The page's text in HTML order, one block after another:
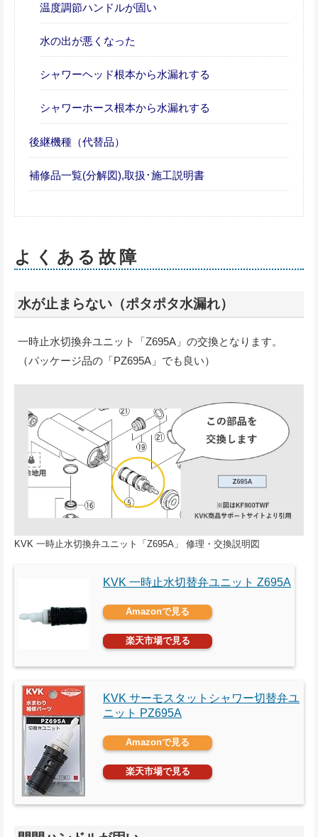
温度調節ハンドルが固い
水の出が悪くなった
シャワーヘッド根本から水漏れする
シャワーホース根本から水漏れする
後継機種（代替品）
補修品一覧(分解図),取扱･施工説明書
よくある故障
水が止まらない（ポタポタ水漏れ）
一時止水切換弁ユニット「Z695A」の交換となります。
（パッケージ品の「PZ695A」でも良い）
KVK 一時止水切換弁ユニット「Z695A」 修理・交換説明図
KVK 一時止水切替弁ユニット Z695A
Amazonで見る
楽天市場で見る
KVK サーモスタットシャワー切替弁ユ
ニット PZ695A
Amazonで見る
楽天市場で見る